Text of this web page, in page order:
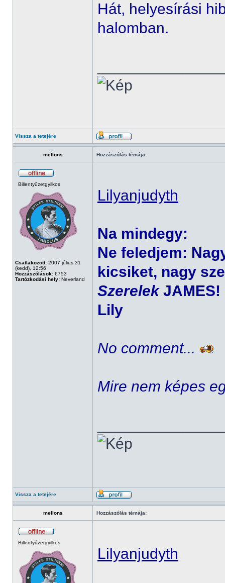
Hát, helyesírási
halomban.
Vissza a tetejére
mellons Hozzászólás témája:
Billentyűzetgyilkos
Csatlakozott: 2007 július 31
(kedd), 12:56
Hozzászólások: 6753
Tartózkodási hely: Neverland
Lilyanjudyth
Na mindegy:
Ne feledjem:
kicsiket, nagy
Szerelek JAMES!
Lily
No comment...
Mire nem képes
Vissza a tetejére
mellons Hozzászólás témája:
Billentyűzetgyilkos
Lilyanjudyth